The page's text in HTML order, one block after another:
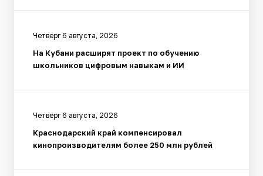
Четверг 6 августа, 2026
На Кубани расширят проект по обучению
школьников цифровым навыкам и ИИ
Четверг 6 августа, 2026
Краснодарский край компенсировал
кинопроизводителям более 250 млн рублей